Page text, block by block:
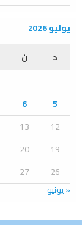
r
r
يوليو 2026
د
ن
5
6
12
13
19
20
26
27
« يونيو